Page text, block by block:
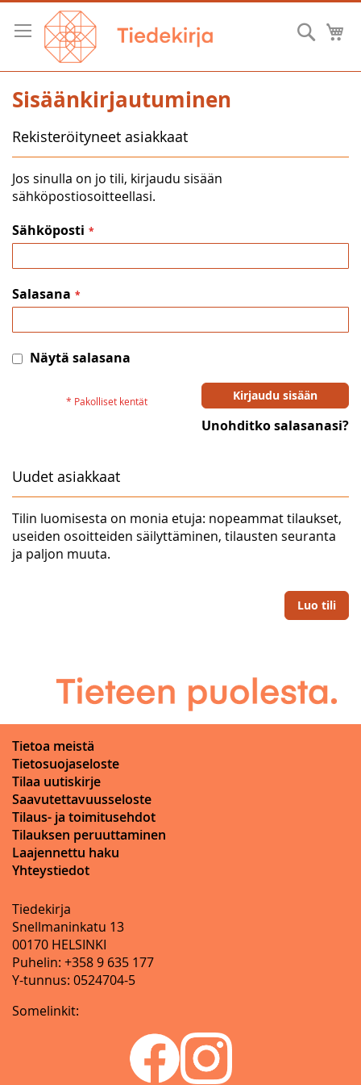
Skip
Content
Hae
Sisäänkirjautuminen
Rekisteröityneet asiakkaat
Jos sinulla on jo tili, kirjaudu sisään
sähköpostiosoitteellasi.
Sähköposti
Salasana
Näytä salasana
Kirjaudu sisään
Unohditko salasanasi?
Uudet asiakkaat
Tilin luomisesta on monia etuja: nopeammat tilaukset,
useiden osoitteiden säilyttäminen, tilausten seuranta
ja paljon muuta.
Luo tili
Tietoa meistä
Tietosuojaseloste
Tilaa uutiskirje
Saavutettavuusseloste
Tilaus- ja toimitusehdot
Tilauksen peruuttaminen
Laajennettu haku
Yhteystiedot
Tiedekirja
Snellmaninkatu 13
00170 HELSINKI
Puhelin: +358 9 635 177
Y-tunnus: 0524704-5
Somelinkit: